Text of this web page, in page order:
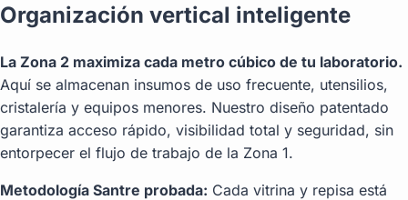
Organización vertical inteligente
La Zona 2 maximiza cada metro cúbico de tu laboratorio.
Aquí se almacenan insumos de uso frecuente, utensilios,
cristalería y equipos menores. Nuestro diseño patentado
garantiza acceso rápido, visibilidad total y seguridad, sin
entorpecer el flujo de trabajo de la Zona 1.
Metodología Santre probada: Cada vitrina y repisa está